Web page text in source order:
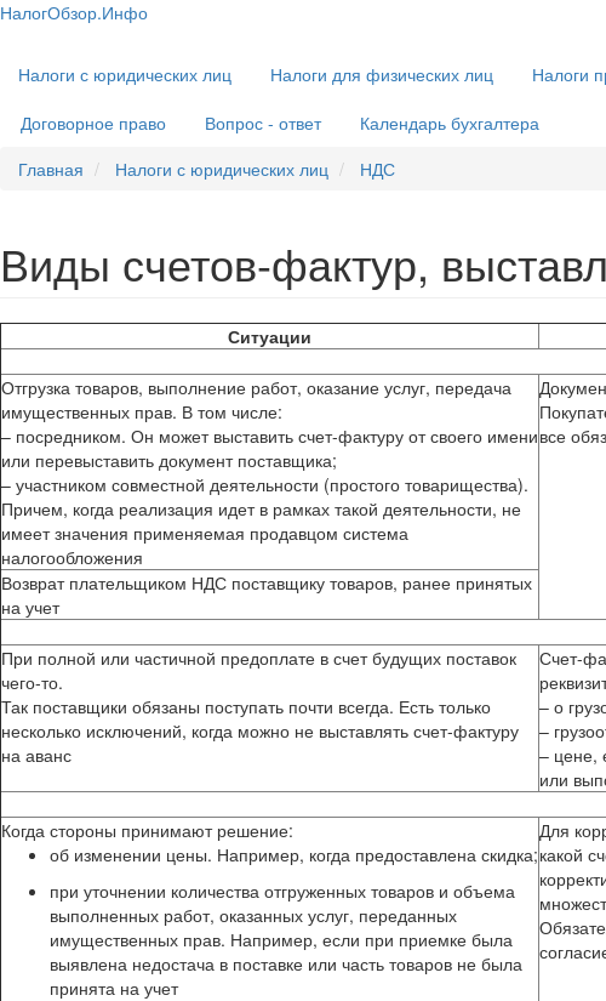
Перейти
содержанию
НалогОбзор.Инфо
навигация
Налоги с юридических лиц Налоги для физических лиц Налоги
Договорное право
Вопрос - ответ
Календарь бухгалтера
Главная
Налоги с юридических лиц НДС
Виды счетов-фактур,
Ситуации
Отгрузка товаров, выполнение работ, оказание услуг, передача
имущественных прав. В том числе:
– посредником. Он может выставить счет-фактуру от своего имени
или перевыставить документ поставщика;
– участником совместной деятельности (простого товарищества).
Причем, когда реализация идет в рамках такой деятельности, не
имеет значения применяемая продавцом система
налогообложения
все
Возврат плательщиком НДС поставщику товаров, ранее принятых
на учет
При полной или частичной предоплате в счет будущих поставок
чего-то.
Так поставщики обязаны поступать почти всегда. Есть только
несколько исключений, когда можно не выставлять счет-фактуру
на аванс
Счет-
– о
–
– цене,
или
Когда стороны принимают решение:
об изменении цены. Например, когда предоставлена скидка;
при уточнении количества отгруженных товаров и объема
выполненных работ, оказанных услуг, переданных
имущественных прав. Например, если при приемке была
выявлена недостача в поставке или часть товаров не была
принята на учет
Для
какой